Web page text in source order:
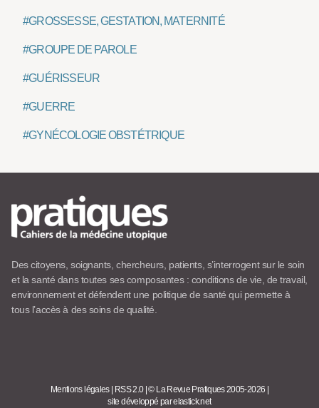
#GROSSESSE, GESTATION, MATERNITÉ
#GROUPE DE PAROLE
#GUÉRISSEUR
#GUERRE
#GYNÉCOLOGIE OBSTÉTRIQUE
Des citoyens, soignants, chercheurs, patients, s’interrogent sur le soin
et la santé dans toutes ses composantes : conditions de vie, de travail,
environnement et défendent une politique de santé qui permette à
tous l’accès à des soins de qualité.
Mentions légales RSS 2.0 |© La Revue Pratiques 2005-2026
site développé par elastick.net